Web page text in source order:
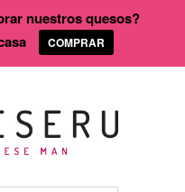
nuestros quesos?
COMPRAR